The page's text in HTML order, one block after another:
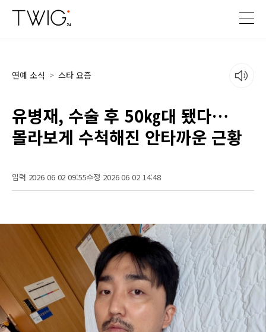
연예 소식 > 스타 요즘
유병재, 수술 후 50㎏대 됐다…
몰라보게 수척해진 안타까운 근황
입력 2026 06 02 09:55수정 2026 06 02 14:48